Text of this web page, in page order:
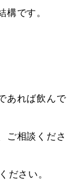
構です。
あれば飲んで
ご相談くださ
ださい。